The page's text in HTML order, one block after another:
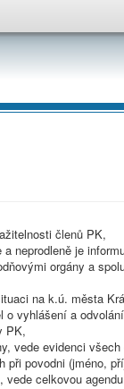
členů PK,
neprodleně je
orgány a
na k.ú. města
o vyhlášení a
PK,
vede evidenci
povodni (jméno,
celkovou